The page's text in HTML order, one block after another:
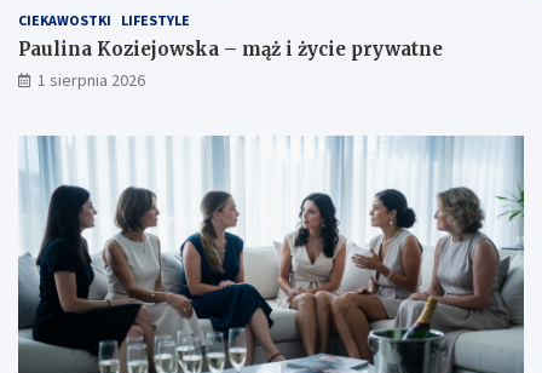
CIEKAWOSTKI LIFESTYLE
Paulina Koziejowska – mąż i życie prywatne
1 sierpnia 2026